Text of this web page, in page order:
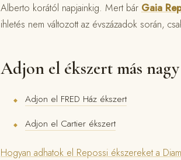
Alberto korától napjainkig. Mert bár Gaia
ihletés nem változott az évszázadok során,
Adjon el ékszert más
◆ Adjon el FRED Ház ékszert
◆ Adjon el Cartier ékszert
Hogyan adhatok el Repossi ékszereket a